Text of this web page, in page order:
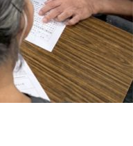
聞